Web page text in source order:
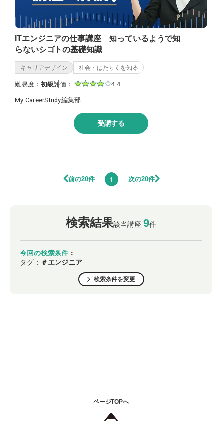
ITエンジニアの仕事講座 知っているようで知
らないシゴトの基礎知識
キャリアデザイン 社会・はたらくを知る
難易度： 初級評価： 4.4
My CareerStudy編集部
受講する
前の20件 1 次の20件
検索結果該当講座 9件
今回の検索条件 ：
タグ： ＃エンジニア
検索条件を変更
ページTOPへ